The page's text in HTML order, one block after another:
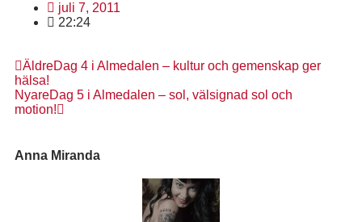
juli 7, 2011
22:24
ÄldreDag 4 i Almedalen – kultur och gemenskap ger
hälsa!
NyareDag 5 i Almedalen – sol, välsignad sol och
motion!
Anna Miranda